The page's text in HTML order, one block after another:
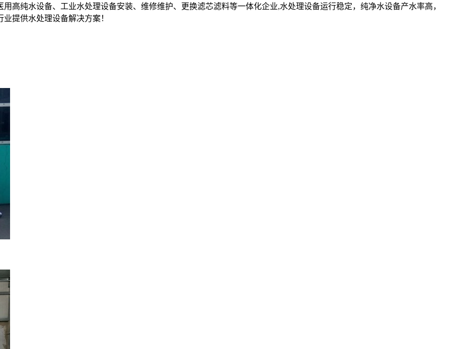
高纯水设备、工业水处理设备安装、维修维护、更换滤芯滤料等一体化企业,水处理设备运行稳定，纯净水设备产水率高，
提供水处理设备解决方案！